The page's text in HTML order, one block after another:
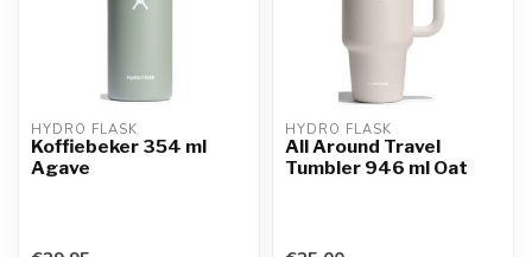
HYDRO FLASK
Koffiebeker 354 ml
Agave
HYDRO FLASK
All Around Travel
Tumbler 946 ml Oat